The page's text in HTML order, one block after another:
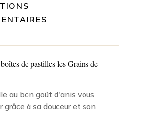
de pastilles les Grains de
au bon goût d'anis vous
grâce à sa douceur et son